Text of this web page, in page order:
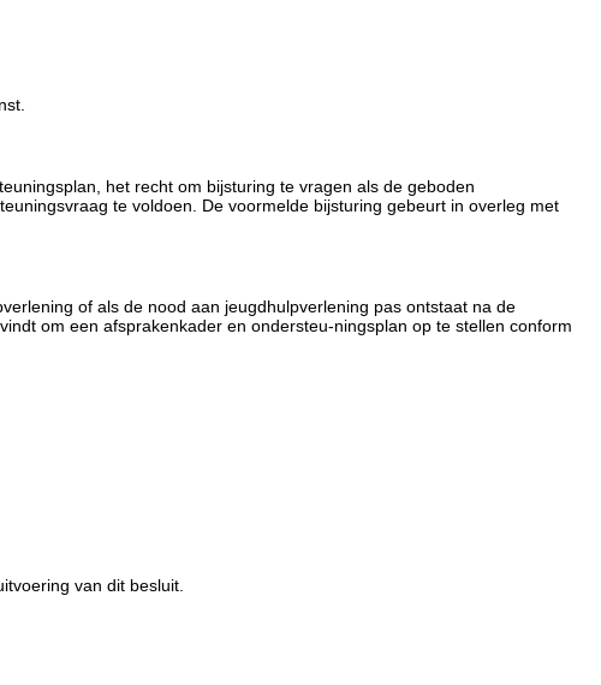
het recht om bijsturing te vragen als de geboden
te voldoen. De voormelde bijsturing gebeurt in overleg met
of als de nood aan jeugdhulpverlening pas ontstaat na de
om een afsprakenkader en ondersteu-ningsplan op te stellen conform
van dit besluit.